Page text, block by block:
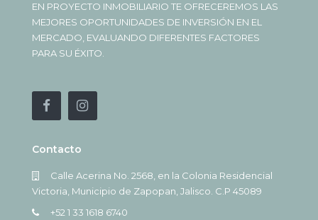
EN PROYECTO INMOBILIARIO TE OFRECEREMOS LAS
MEJORES OPORTUNIDADES DE INVERSIÓN EN EL
MERCADO, EVALUANDO DIFERENTES FACTORES
PARA SU ÉXITO.
Contacto
Calle Acerina No. 2568, en la Colonia Residencial
Victoria, Municipio de Zapopan, Jalisco. C.P 45089
+52 1 33 1618 6740